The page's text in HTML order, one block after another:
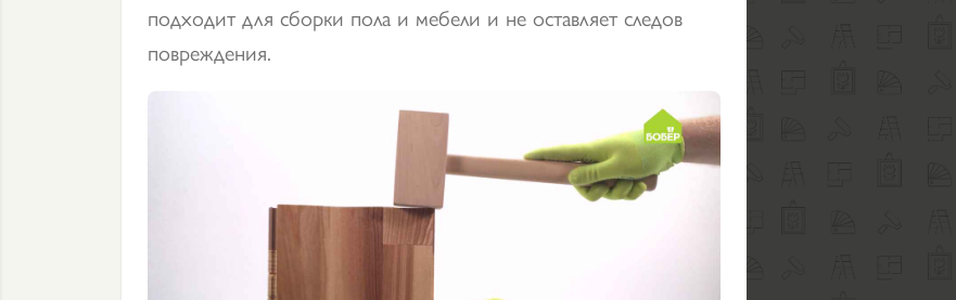
подходит для сборки пола и мебели и не оставляет следов
повреждения.